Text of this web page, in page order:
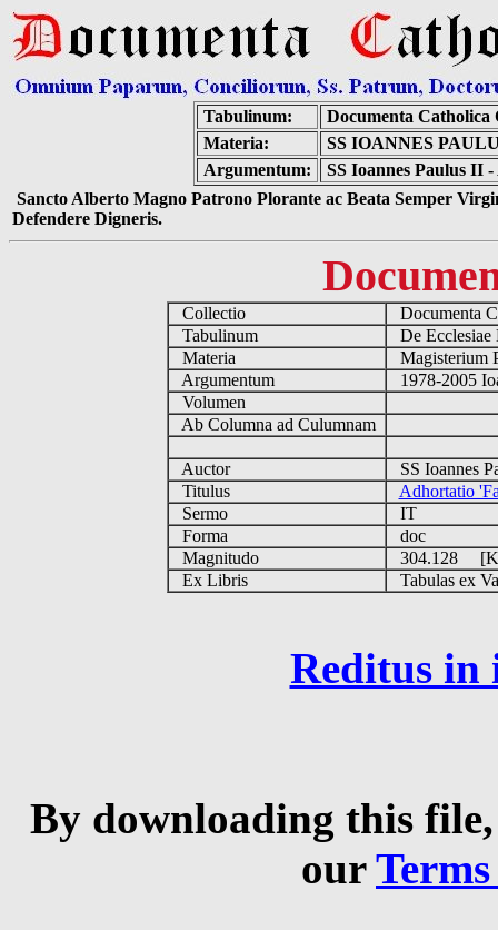
Tabulinum:
Documenta Catholica
Materia:
SS IOANNES
Argumentum:
SS Ioannes Paulus II
Sancto Alberto Magno Patrono Plorante ac Beata Semper
Defendere Digneris.
Collectio
Documenta
Tabulinum
De
Materia
Magisterium
Argumentum
1978-2005
Volumen
Ab Columna ad Culumnam
Auctor
SS Ioannes
Titulus
Adhortatio
Sermo
IT
Forma
doc
Magnitudo
304.128
Ex Libris
Tabulas ex
Reditus in
By downloading this
our